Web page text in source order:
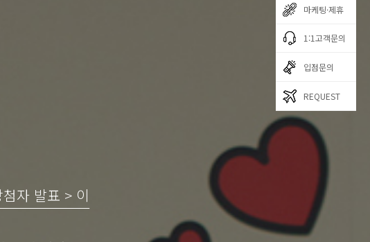
마케팅·제휴
1:1고객문의
입점문의
REQUEST
자 발표 > 이